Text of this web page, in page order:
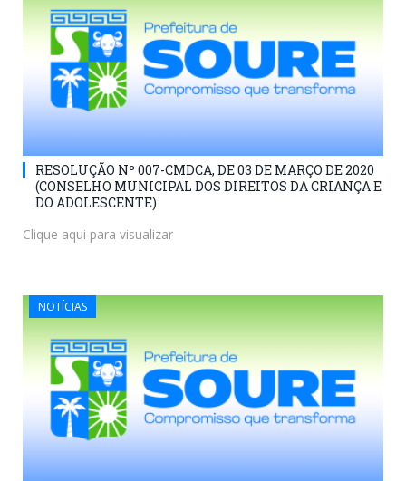
RESOLUÇÃO Nº 007-CMDCA, DE 03 DE MARÇO DE 2020
(CONSELHO MUNICIPAL DOS DIREITOS DA CRIANÇA E
DO ADOLESCENTE)
Clique aqui para visualizar
NOTÍCIAS